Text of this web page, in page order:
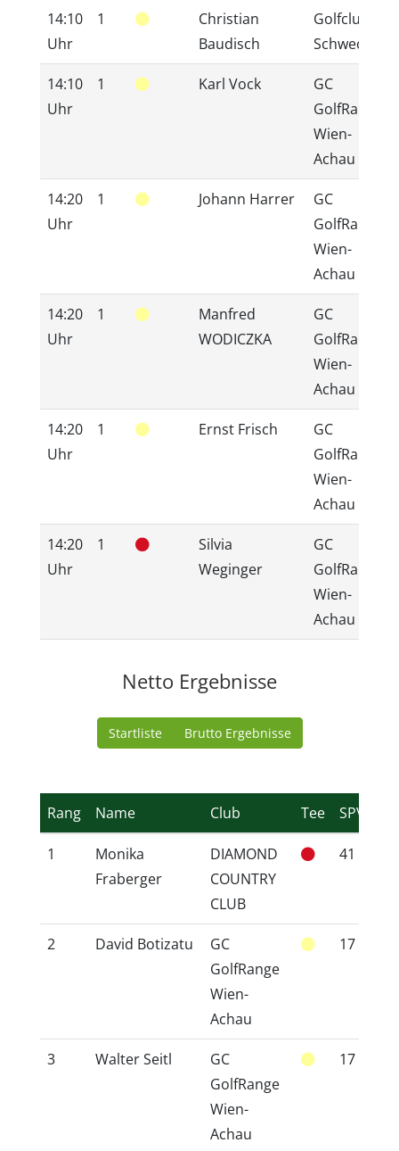
14:10
Uhr
1
Christian
Baudisch
Golfclub
Schwechat
14:10
Uhr
1 Karl Vock
GC
GolfRange
Wien-
Achau
14:20
Uhr
1 Johann Harrer
GC
GolfRange
Wien-
Achau
14:20
Uhr
1
Manfred
WODICZKA
GC
GolfRange
Wien-
Achau
14:20
Uhr
1 Ernst Frisch
GC
GolfRange
Wien-
Achau
14:20
Uhr
1
Silvia
Weginger
GC
GolfRange
Wien-
Achau
Netto Ergebnisse
Startliste Brutto Ergebnisse
Rang Name Club Tee SPVG
1
Monika
Fraberger
DIAMOND
COUNTRY
CLUB
41
2 David Botizatu
GC
GolfRange
Wien-
Achau
17
3 Walter Seitl
GC
GolfRange
Wien-
Achau
17